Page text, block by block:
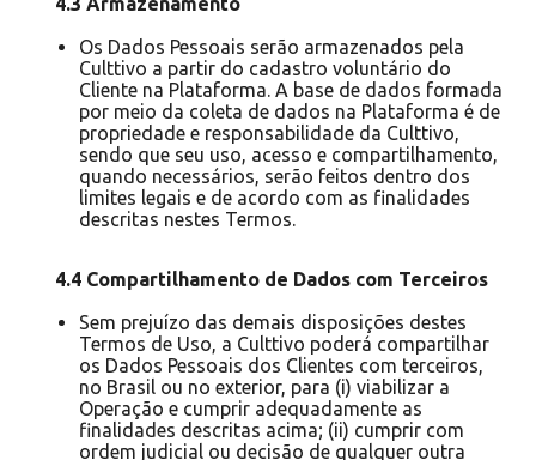
Os Dados Pessoais serão armazenados pela
Culttivo a partir do cadastro voluntário do
Cliente na Plataforma. A base de dados formada
por meio da coleta de dados na Plataforma é de
propriedade e responsabilidade da Culttivo,
sendo que seu uso, acesso e compartilhamento,
quando necessários, serão feitos dentro dos
limites legais e de acordo com as finalidades
descritas nestes Termos.
4.4 Compartilhamento de Dados com Terceiros
Sem prejuízo das demais disposições destes
Termos de Uso, a Culttivo poderá compartilhar
os Dados Pessoais dos Clientes com terceiros,
no Brasil ou no exterior, para (i) viabilizar a
Operação e cumprir adequadamente as
finalidades descritas acima; (ii) cumprir com
ordem judicial ou decisão de qualquer outra